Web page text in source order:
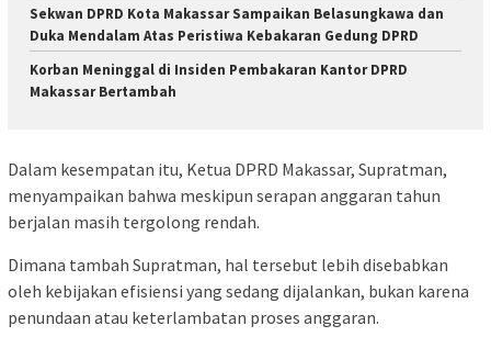
Sekwan DPRD Kota Makassar Sampaikan Belasungkawa dan
Duka Mendalam Atas Peristiwa Kebakaran Gedung DPRD
Korban Meninggal di Insiden Pembakaran Kantor DPRD
Makassar Bertambah
Dalam kesempatan itu, Ketua DPRD Makassar, Supratman,
menyampaikan bahwa meskipun serapan anggaran tahun
berjalan masih tergolong rendah.
Dimana tambah Supratman, hal tersebut lebih disebabkan
oleh kebijakan efisiensi yang sedang dijalankan, bukan karena
penundaan atau keterlambatan proses anggaran.